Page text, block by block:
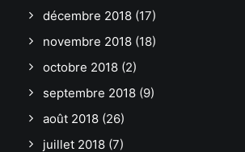
décembre 2018 (17)
novembre 2018 (18)
octobre 2018 (2)
septembre 2018 (9)
août 2018 (26)
juillet 2018 (7)